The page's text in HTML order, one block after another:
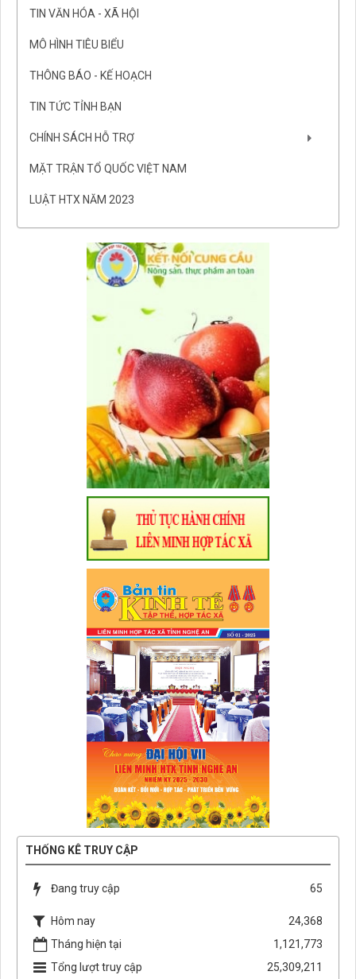
TIN VĂN HÓA - XÃ HỘI
MÔ HÌNH TIÊU BIỂU
THÔNG BÁO - KẾ HOẠCH
TIN TỨC TỈNH BẠN
CHÍNH SÁCH HỖ TRỢ
MẶT TRẬN TỔ QUỐC VIỆT NAM
LUẬT HTX NĂM 2023
THỐNG KÊ TRUY CẬP
Đang truy cập 65
Hôm nay
24,368
Tháng hiện tại
1,121,773
Tổng lượt truy cập
25,309,211